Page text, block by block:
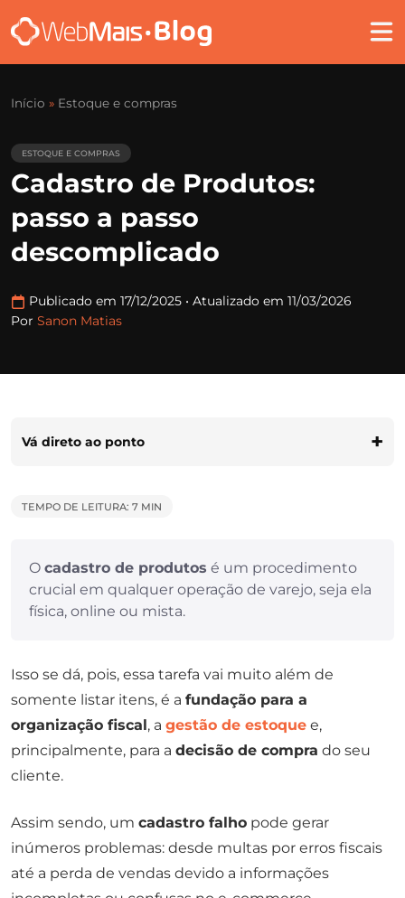
Início » Estoque e compras
ESTOQUE E COMPRAS
Cadastro de Produtos:
passo a passo
descomplicado
Publicado em 17/12/2025 • Atualizado em 11/03/2026
Por Sanon Matias
Vá direto ao ponto
TEMPO DE LEITURA: 7 MIN
O cadastro de produtos é um procedimento
crucial em qualquer operação de varejo, seja ela
física, online ou mista.
Isso se dá, pois, essa tarefa vai muito além de
somente listar itens, é a fundação para a
organização fiscal, a gestão de estoque e,
principalmente, para a decisão de compra do seu
cliente.
Assim sendo, um cadastro falho pode gerar
inúmeros problemas: desde multas por erros fiscais
até a perda de vendas devido a informações